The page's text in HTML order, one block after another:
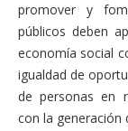
promover y
públicos deben
economía social
igualdad de
de personas en
con la generación